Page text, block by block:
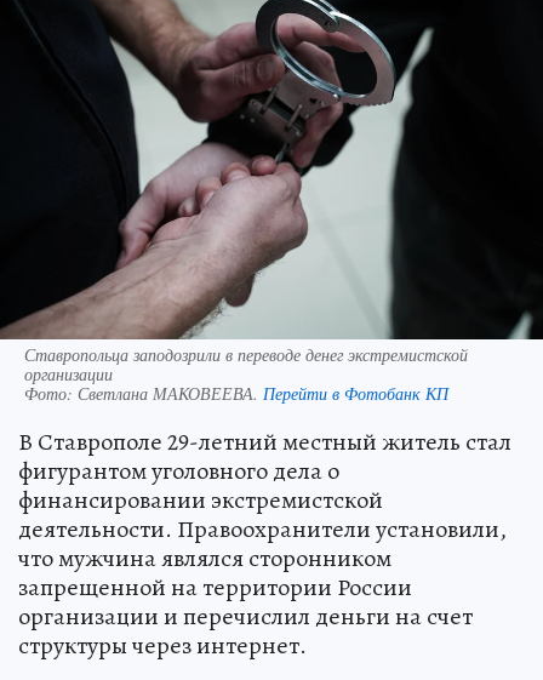
Ставропольца заподозрили в переводе денег экстремистской
организации
Фото: Светлана МАКОВЕЕВА. Перейти в Фотобанк КП
В Ставрополе 29-летний местный житель стал
фигурантом уголовного дела о
финансировании экстремистской
деятельности. Правоохранители установили,
что мужчина являлся сторонником
запрещенной на территории России
организации и перечислил деньги на счет
структуры через интернет.